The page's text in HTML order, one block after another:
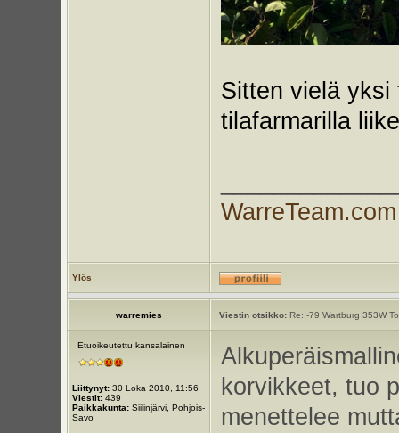
Sitten vielä yksi
tilafarmarilla
WarreTeam.com
Ylös
warremies Viestin otsikko:Re: -79 Wartburg 353W
Etuoikeutettu kansalainen
Liittynyt:30 Loka 2010, 11:56
Viestit:439
Paikkakunta:Siilinjärvi, Pohjois-
Savo
korvikkeet, tuo
menettelee